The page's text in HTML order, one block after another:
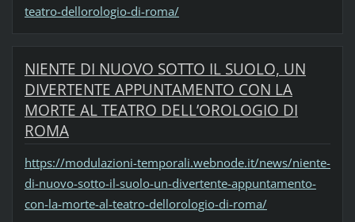
teatro-dellorologio-di-roma/
NIENTE DI NUOVO SOTTO IL SUOLO, UN
DIVERTENTE APPUNTAMENTO CON LA
MORTE AL TEATRO DELL’OROLOGIO DI
ROMA
https://modulazioni-temporali.webnode.it/news/niente-
di-nuovo-sotto-il-suolo-un-divertente-appuntamento-
con-la-morte-al-teatro-dellorologio-di-roma/